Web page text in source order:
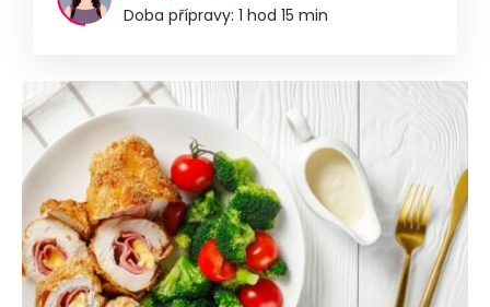
Doba přípravy: 1 hod 15 min